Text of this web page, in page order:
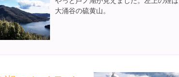
大涌谷の硫黄山。